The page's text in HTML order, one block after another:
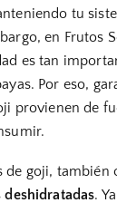
tu
en Frutos
es tan
Por eso,
provienen de
de goji, también
deshidratadas.